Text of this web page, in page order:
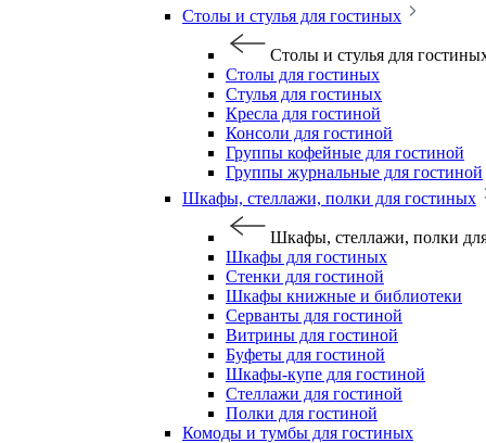
Столы и стулья для гостиных
Столы и стулья для
Столы для гостиных
Стулья для гостиных
Кресла для гостиной
Консоли для гостиной
Группы кофейные для гостиной
Группы журнальные для гостиной
Шкафы, стеллажи, полки для гостиных
Шкафы, стеллажи, полки
Шкафы для гостиных
Стенки для гостиной
Шкафы книжные и библиотеки
Серванты для гостиной
Витрины для гостиной
Буфеты для гостиной
Шкафы-купе для гостиной
Стеллажи для гостиной
Полки для гостиной
Комоды и тумбы для гостиных